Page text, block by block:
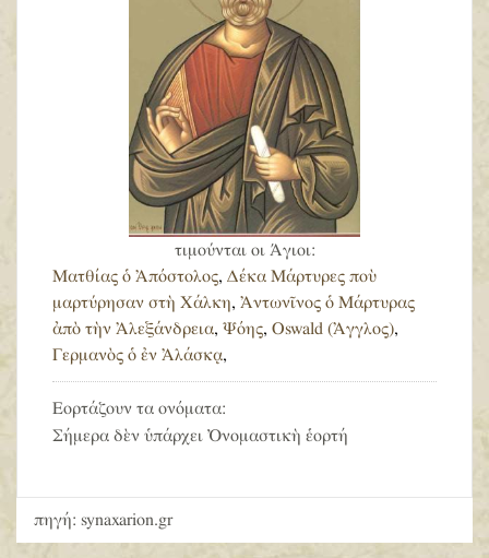
τιμούνται οι Άγιοι:
Ματθίας ὁ Ἀπόστολος, Δέκα Μάρτυρες ποὺ
μαρτύρησαν στὴ Χάλκη, Ἀντωνῖνος ὁ Μάρτυρας
ἀπὸ τὴν Ἀλεξάνδρεια, Ψόης, Oswald (Ἀγγλος),
Γερμανὸς ὁ ἐν Ἀλάσκᾳ,
Εορτάζουν τα ονόματα:
Σήμερα δὲν ὑπάρχει Ὀνομαστικὴ ἑορτή
πηγή: synaxarion.gr